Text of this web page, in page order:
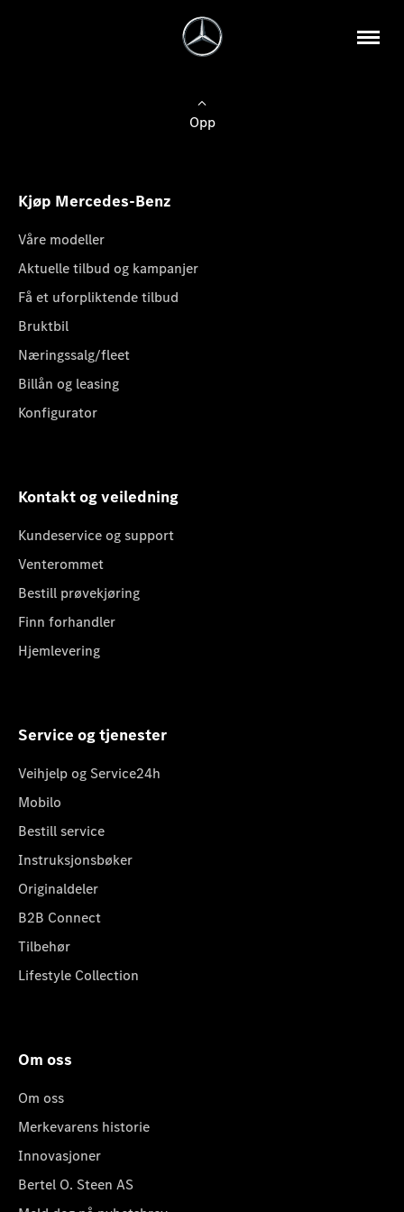
Opp
Kjøp Mercedes-Benz
Våre modeller
Aktuelle tilbud og kampanjer
Få et uforpliktende tilbud
Bruktbil
Næringssalg/fleet
Billån og leasing
Konfigurator
Kontakt og veiledning
Kundeservice og support
Venterommet
Bestill prøvekjøring
Finn forhandler
Hjemlevering
Service og tjenester
Veihjelp og Service24h
Mobilo
Bestill service
Instruksjonsbøker
Originaldeler
B2B Connect
Tilbehør
Lifestyle Collection
Om oss
Om oss
Merkevarens historie
Innovasjoner
Bertel O. Steen AS